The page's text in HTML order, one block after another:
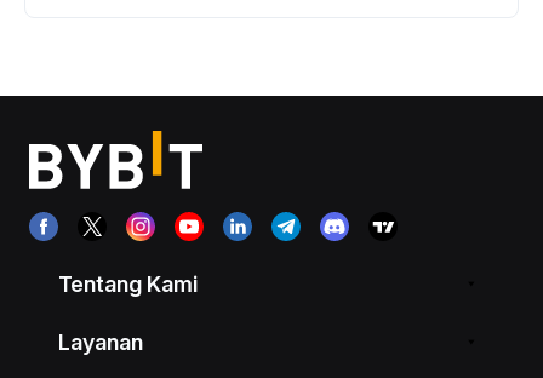
Tentang Kami
Layanan